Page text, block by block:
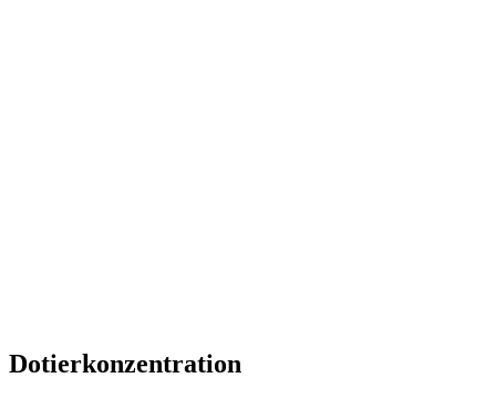
Dotierkonzentration